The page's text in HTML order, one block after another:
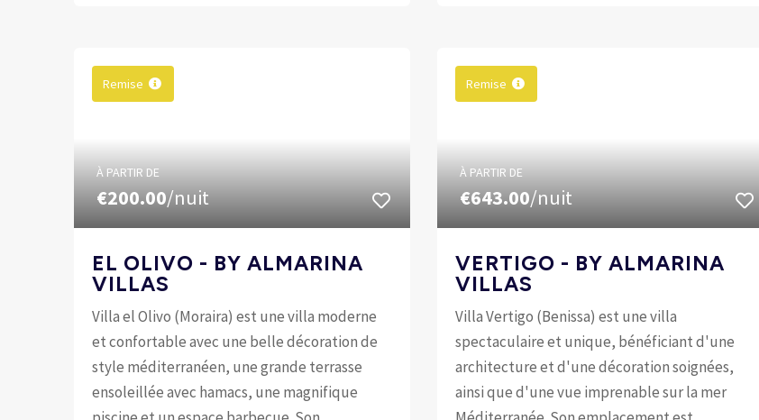
Remise
À PARTIR DE
€200.00/nuit
EL OLIVO - BY ALMARINA
VILLAS
Villa el Olivo (Moraira) est une villa moderne
et confortable avec une belle décoration de
style méditerranéen, une grande terrasse
ensoleillée avec hamacs, une magnifique
Remise
À PARTIR DE
€643.00/nuit
VERTIGO - BY ALMARINA
VILLAS
Villa Vertigo (Benissa) est une villa
spectaculaire et unique, bénéficiant d'une
architecture et d'une décoration soignées,
ainsi que d'une vue imprenable sur la mer